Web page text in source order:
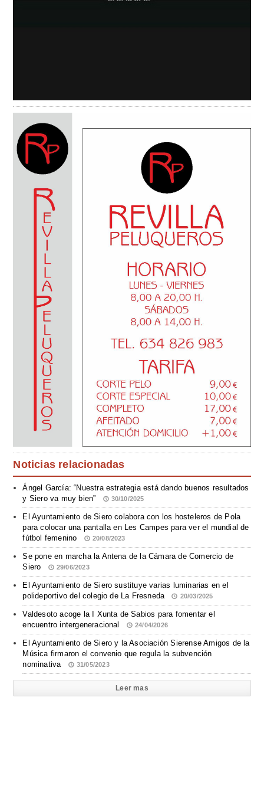
Noticias relacionadas
Ángel García: “Nuestra estrategia está dando buenos resultados
y Siero va muy bien”
30/10/2025
El Ayuntamiento de Siero colabora con los hosteleros de Pola
para colocar una pantalla en Les Campes para ver el mundial de
fútbol femenino
20/08/2023
Se pone en marcha la Antena de la Cámara de Comercio de
Siero
29/06/2023
El Ayuntamiento de Siero sustituye varias luminarias en el
polideportivo del colegio de La Fresneda
20/03/2025
Valdesoto acoge la I Xunta de Sabios para fomentar el
encuentro intergeneracional
24/04/2026
El Ayuntamiento de Siero y la Asociación Sierense Amigos de la
Música firmaron el convenio que regula la subvención
nominativa
31/05/2023
Leer mas